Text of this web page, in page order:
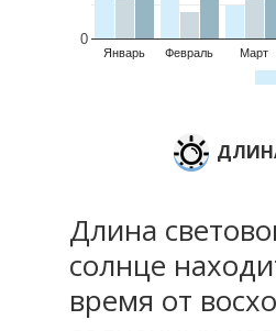
Январь Февраль Март
0
Длина
солнце
время от